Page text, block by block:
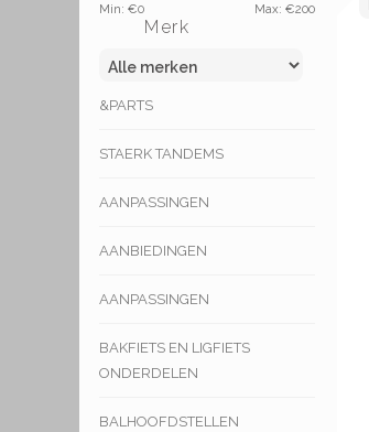
Min: €0 Max: €200
Merk
&PARTS
STAERK TANDEMS
AANPASSINGEN
AANBIEDINGEN
AANPASSINGEN
BAKFIETS EN LIGFIETS
ONDERDELEN
BALHOOFDSTELLEN